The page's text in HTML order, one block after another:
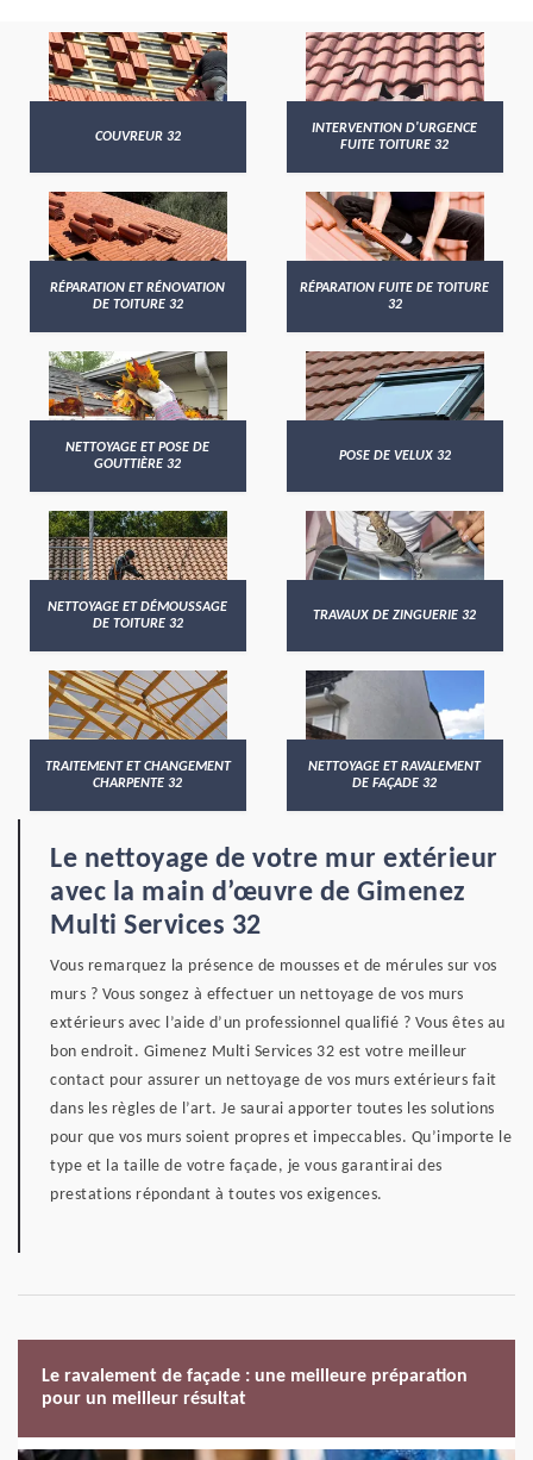
COUVREUR 32
INTERVENTION D'URGENCE
FUITE TOITURE 32
RÉPARATION ET RÉNOVATION
DE TOITURE 32
RÉPARATION FUITE DE TOITURE
32
NETTOYAGE ET POSE DE
GOUTTIÈRE 32
POSE DE VELUX 32
NETTOYAGE ET DÉMOUSSAGE
DE TOITURE 32
TRAVAUX DE ZINGUERIE 32
TRAITEMENT ET CHANGEMENT
CHARPENTE 32
NETTOYAGE ET RAVALEMENT
DE FAÇADE 32
Le nettoyage de votre mur extérieur
avec la main d’œuvre de Gimenez
Multi Services 32
Vous remarquez la présence de mousses et de mérules sur vos
murs ? Vous songez à effectuer un nettoyage de vos murs
extérieurs avec l’aide d’un professionnel qualifié ? Vous êtes au
bon endroit. Gimenez Multi Services 32 est votre meilleur
contact pour assurer un nettoyage de vos murs extérieurs fait
dans les règles de l’art. Je saurai apporter toutes les solutions
pour que vos murs soient propres et impeccables. Qu’importe le
type et la taille de votre façade, je vous garantirai des
prestations répondant à toutes vos exigences.
Le ravalement de façade : une meilleure préparation
pour un meilleur résultat